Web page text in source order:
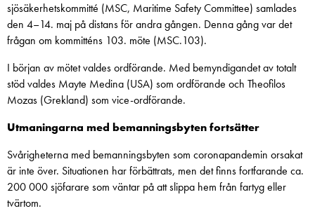
sjösäkerhetskommitté (MSC, Maritime Safety Committee) samlades
den 4–14. maj på distans för andra gången. Denna gång var det
frågan om kommitténs 103. möte (MSC.103).
I början av mötet valdes ordförande. Med bemyndigandet av totalt
stöd valdes Mayte Medina (USA) som ordförande och Theofilos
Mozas (Grekland) som vice-ordförande.
Utmaningarna med bemanningsbyten fortsätter
Svårigheterna med bemanningsbyten som coronapandemin orsakat
är inte över. Situationen har förbättrats, men det finns fortfarande ca.
200 000 sjöfarare som väntar på att slippa hem från fartyg eller
tvärtom.